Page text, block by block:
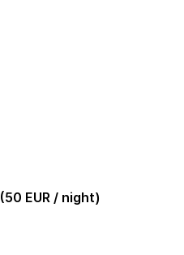
EUR / night)